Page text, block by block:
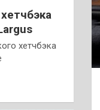
хетчбэка